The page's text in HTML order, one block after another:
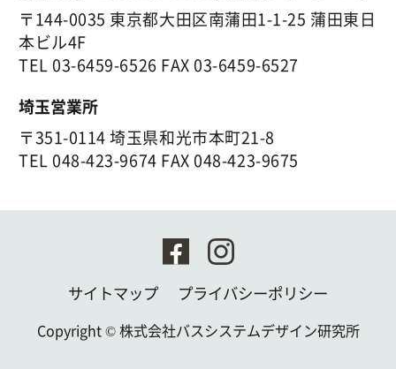
〒144-0035 東京都大田区南蒲田1-1-25 蒲田東日
本ビル4F
TEL 03-6459-6526 FAX 03-6459-6527
埼玉営業所
〒351-0114 埼玉県和光市本町21-8
TEL 048-423-9674 FAX 048-423-9675
サイトマップ プライバシーポリシー
Copyright ©株式会社バスシステムデザイン研究所